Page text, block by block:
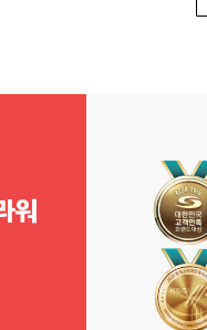
워